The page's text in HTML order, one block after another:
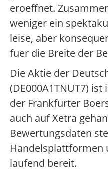
eroeffnet.
weniger ein
leise, aber
fuer die Breite der
Die Aktie der
(DE000A1TNUT7)
der Frankfurter
auch auf Xetra
Bewertungsdaten
Handelsplattformen
laufend bereit.